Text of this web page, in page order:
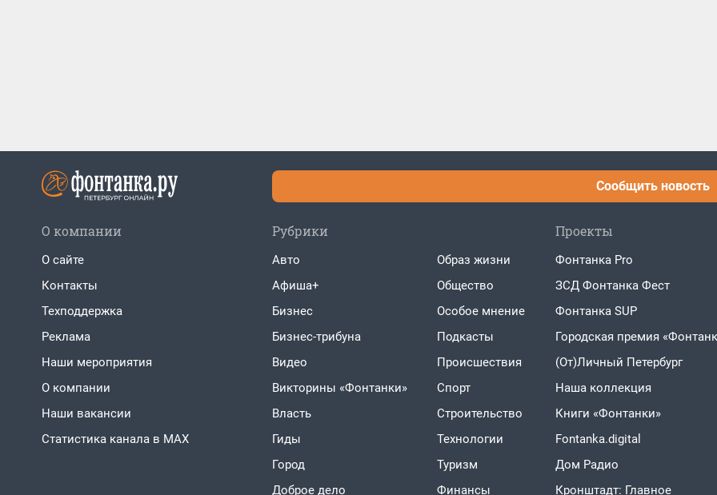
Сообщить новость
О компании
О сайте
Контакты
Техподдержка
Реклама
Наши мероприятия
О компании
Наши вакансии
Статистика канала в MAX
Рубрики
Авто
Афиша+
Бизнес
Бизнес-трибуна
Видео
Викторины «Фонтанки»
Власть
Гиды
Город
Доброе дело
Образ жизни
Общество
Особое мнение
Подкасты
Проиcшествия
Спорт
Строительство
Технологии
Туризм
Финансы
Проекты
Фонтанка Pro
ЗСД Фонтанка Фест
Фонтанка SUP
Городская премия
(От)Личный Петербург
Наша коллекция
Книги «Фонтанки»
Fontanka.digital
Дом Радио
Кронштадт: Главное